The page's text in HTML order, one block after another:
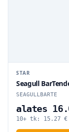
STAR
Seagull
SEAGULLBARTE
alates
10+ tk: 15.27 €